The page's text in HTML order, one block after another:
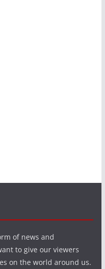
of news and
to give our viewers
on the world around us.